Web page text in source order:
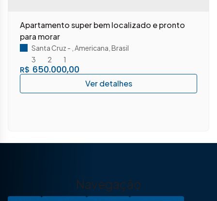
Apartamento super bem localizado e pronto
para morar
R$ 650.000,00
Santa Cruz Americana Brasil
3
2 1
Navegação